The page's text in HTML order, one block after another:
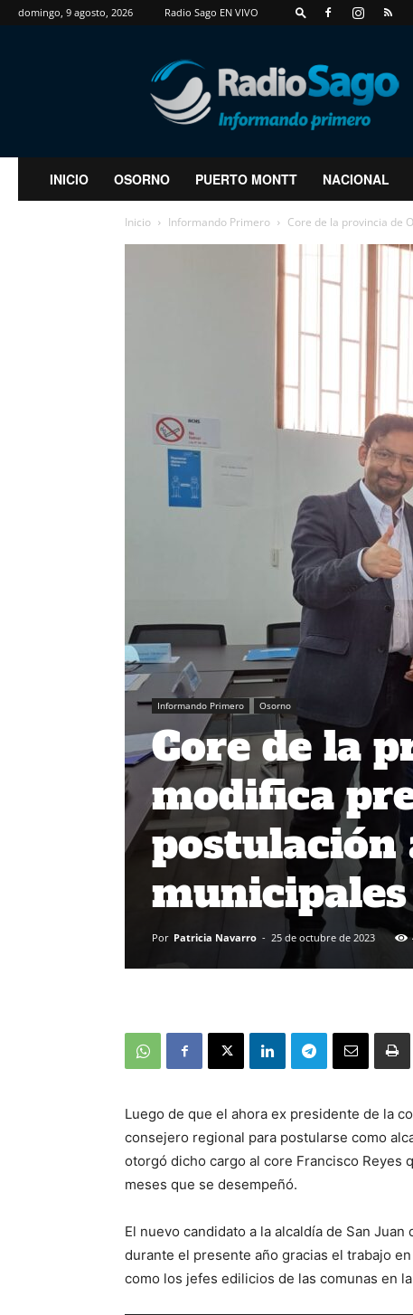
domingo, 9 agosto, 2026 Radio Sago EN VIVO
RadioSago
INICIO OSORNO PUERTO MONTT NACIONAL
Inicio Informando Primero Core de la provincia de
Informando Primero Osorno
Core de la
modifica
postulación
Por Patricia Navarro - 25 de octubre de 2023
Luego de que el ahora ex presidente de la
consejero regional para postularse como
otorgó dicho cargo al core Francisco Reyes
meses que se desempeñó.
El nuevo candidato a la alcaldía de San
durante el presente año gracias el trabajo
como los jefes edilicios de las comunas en